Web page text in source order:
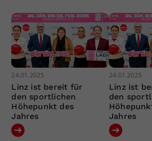
24.01.2025
Linz ist bereit für
den sportlichen
Höhepunkt des
Jahres
24.01.2025
Linz ist
den
Jahres